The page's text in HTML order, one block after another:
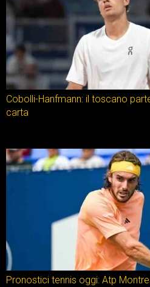
Cobolli-Hanfmann: il toscano
carta
Pronostici tennis oggi: Atp